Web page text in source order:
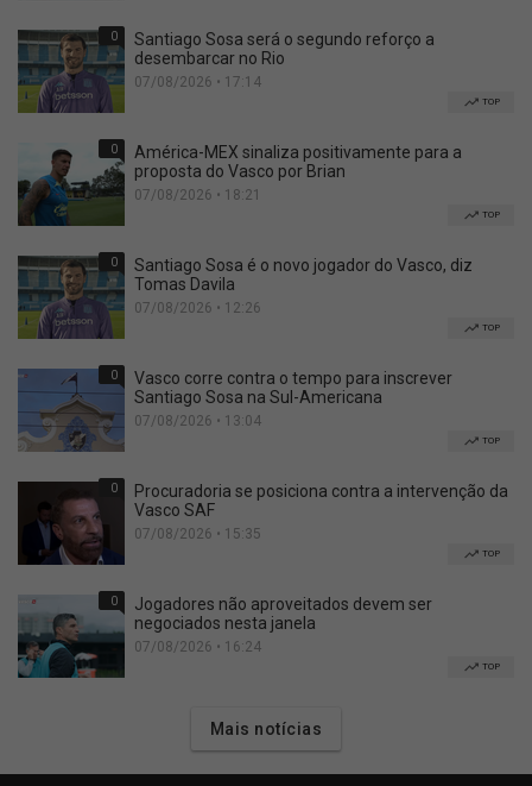
0
Santiago Sosa será o segundo reforço a
desembarcar no Rio
07/08/2026 • 17:14
TOP
0
América-MEX sinaliza positivamente para a
proposta do Vasco por Brian
07/08/2026 • 18:21
TOP
0
Santiago Sosa é o novo jogador do Vasco, diz
Tomas Davila
07/08/2026 • 12:26
TOP
0
Vasco corre contra o tempo para inscrever
Santiago Sosa na Sul-Americana
07/08/2026 • 13:04
TOP
0
Procuradoria se posiciona contra a intervenção da
Vasco SAF
07/08/2026 • 15:35
TOP
0
Jogadores não aproveitados devem ser
negociados nesta janela
07/08/2026 • 16:24
TOP
Mais notícias